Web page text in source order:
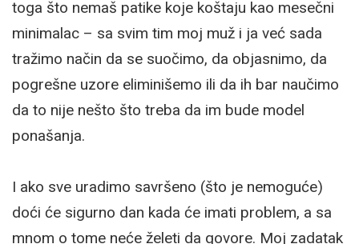
toga što nemaš patike koje koštaju kao mesečni
minimalac – sa svim tim moj muž i ja već sada
tražimo način da se suočimo, da objasnimo, da
pogrešne uzore eliminišemo ili da ih bar naučimo
da to nije nešto što treba da im bude model
ponašanja.
I ako sve uradimo savršeno (što je nemoguće)
doći će sigurno dan kada će imati problem, a sa
mnom o tome neće želeti da govore. Moj zadatak